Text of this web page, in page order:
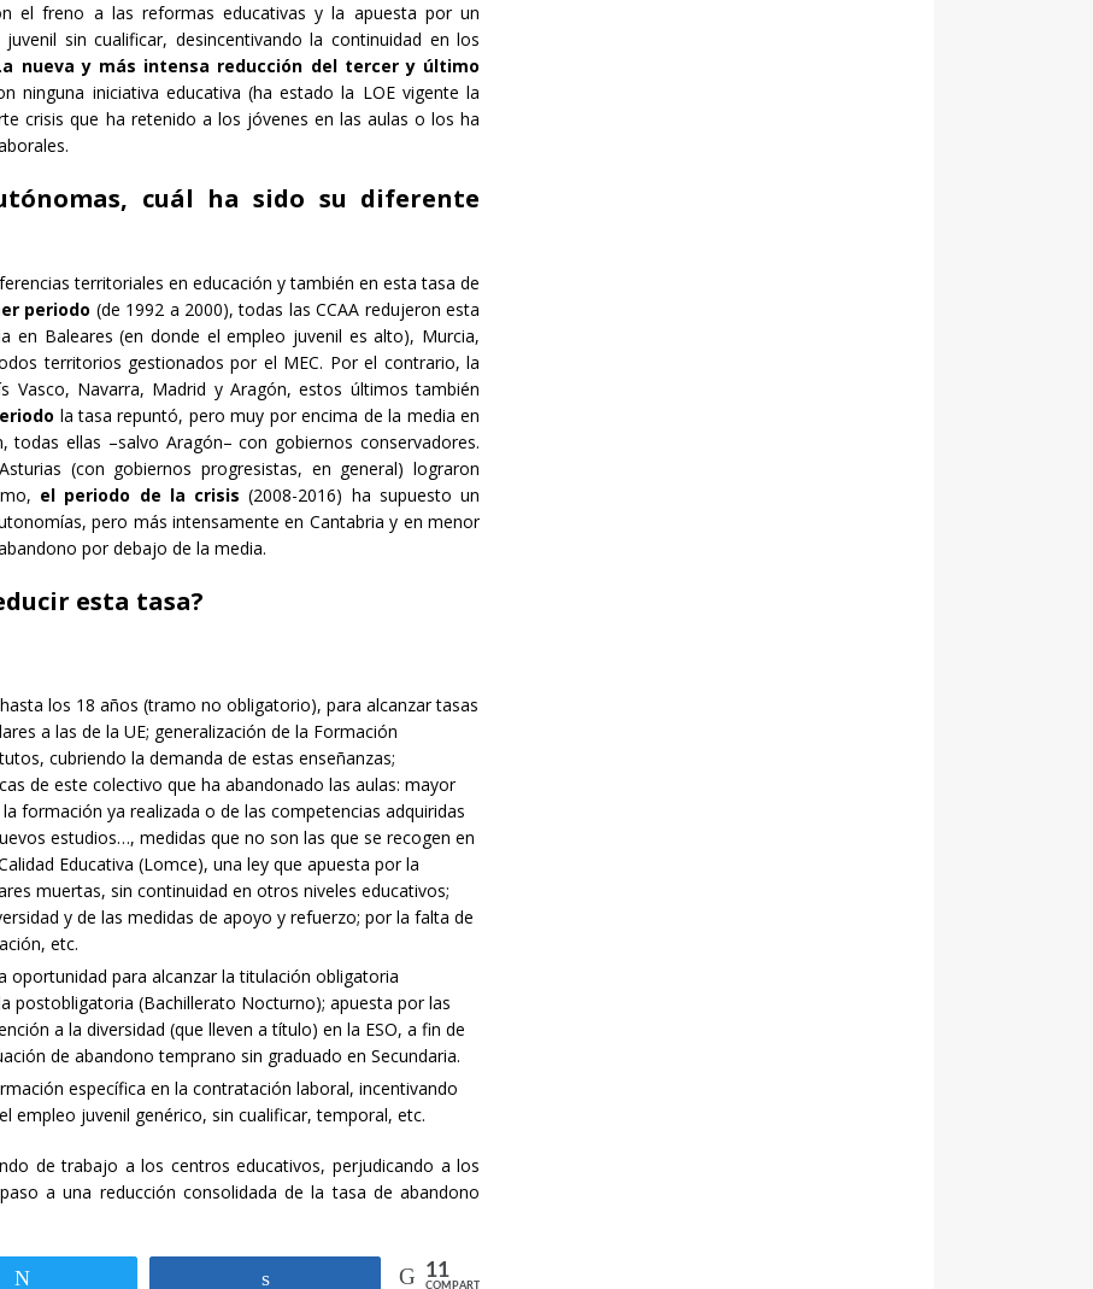
el freno a las reformas educativas y la apuesta por un
sin cualificar, desincentivando la continuidad en los
nueva y más intensa reducción del tercer y último
ninguna iniciativa educativa (ha estado la LOE vigente la
crisis que ha retenido a los jóvenes en las aulas o los ha
cuál ha sido su diferente
territoriales en educación y también en esta tasa de
periodo (de 1992 a 2000), todas las CCAA redujeron esta
en Baleares (en donde el empleo juvenil es alto), Murcia,
territorios gestionados por el MEC. Por el contrario, la
Vasco, Navarra, Madrid y Aragón, estos últimos también
la tasa repuntó, pero muy por encima de la media en
todas ellas –salvo Aragón– con gobiernos conservadores.
(con gobiernos progresistas, en general) lograron
el periodo de la crisis (2008-2016) ha supuesto un
pero más intensamente en Cantabria y en menor
por debajo de la media.
esta tasa?
los 18 años (tramo no obligatorio), para alcanzar tasas
a las de la UE; generalización de la Formación
cubriendo la demanda de estas enseñanzas;
de este colectivo que ha abandonado las aulas: mayor
formación ya realizada o de las competencias adquiridas
estudios…, medidas que no son las que se recogen en
Educativa (Lomce), una ley que apuesta por la
muertas, sin continuidad en otros niveles educativos;
y de las medidas de apoyo y refuerzo; por la falta de
etc.
oportunidad para alcanzar la titulación obligatoria
postobligatoria (Bachillerato Nocturno); apuesta por las
a la diversidad (que lleven a título) en la ESO, a fin de
de abandono temprano sin graduado en Secundaria.
específica en la contratación laboral, incentivando
empleo juvenil genérico, sin cualificar, temporal, etc.
de trabajo a los centros educativos, perjudicando a los
a una reducción consolidada de la tasa de abandono
11
COMPARTIR